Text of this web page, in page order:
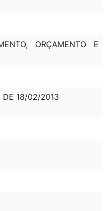
ORÇAMENTO E
DE 18/02/2013